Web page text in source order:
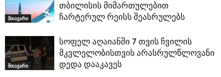
მთავარი
თბილისის მიმართულებით
ჩარტერულ რეისს შეასრულებს
მთავარი
სოფელ აღაიანში 7 თვის ჩვილის
მკვლელობისთვის არასრულწლოვანი
დედა დააკავეს